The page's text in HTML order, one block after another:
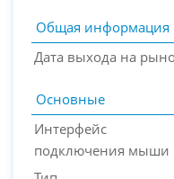
Общая информация
Дата выхода на
Основные
Интерфейс
подключения мыши